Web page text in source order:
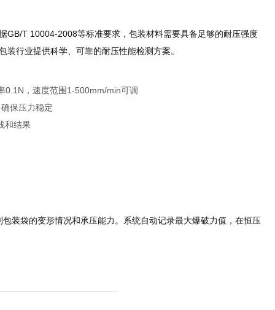
GB/T 10004-2008等标准要求，包装材料需要具备足够的耐压强度
行业提供科学、可靠的耐压性能检测方案。
0.1N，速度范围1-500mm/min可调
保压力稳定
和结果
装袋的变形情况和承压能力。系统自动记录最大爆破力值，在恒压